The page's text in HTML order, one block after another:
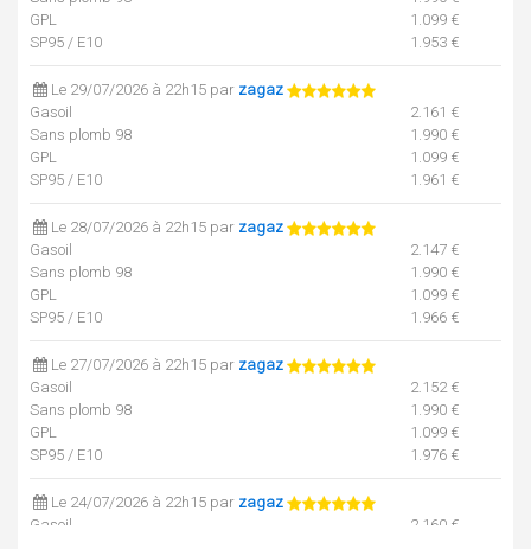
GPL
1.099 €
SP95 / E10
1.953 €
Le 29/07/2026 à 22h15 par zagaz
Gasoil
2.161 €
Sans plomb 98
1.990 €
GPL
1.099 €
SP95 / E10
1.961 €
Le 28/07/2026 à 22h15 par zagaz
Gasoil
2.147 €
Sans plomb 98
1.990 €
GPL
1.099 €
SP95 / E10
1.966 €
Le 27/07/2026 à 22h15 par zagaz
Gasoil
2.152 €
Sans plomb 98
1.990 €
GPL
1.099 €
SP95 / E10
1.976 €
Le 24/07/2026 à 22h15 par zagaz
Gasoil
2.160 €